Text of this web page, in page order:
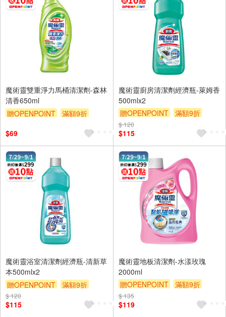
魔術靈雙重淨力馬桶清潔劑-森林
清香650ml
贈OPENPOINT
滿額9折
$69
魔術靈廚房清潔劑經濟瓶-萊姆香
500mlx2
贈OPENPOINT
滿額9折
贈$200
$ 120
$115
魔術靈浴室清潔劑經濟瓶-清新草
本500mlx2
贈OPENPOINT
滿額9折
贈$200
$ 120
$115
魔術靈地板清潔劑-水漾玫瑰
2000ml
贈OPENPOINT
滿額9折
贈$200
$ 135
$119